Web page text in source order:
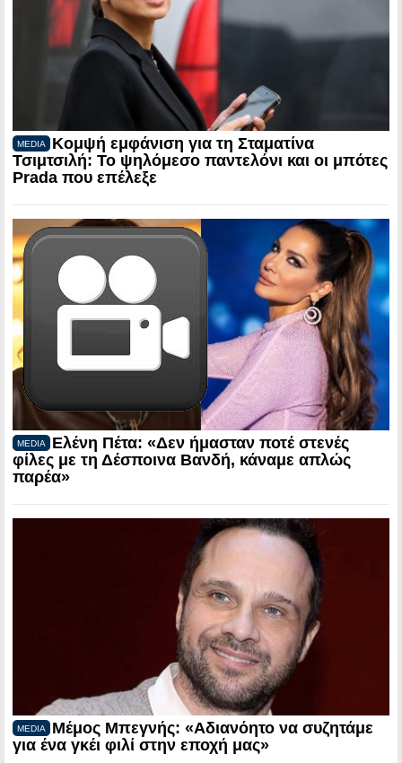
MEDIA
Κομψή εμφάνιση για τη Σταματίνα
Τσιμτσιλή: Το ψηλόμεσο παντελόνι και οι μπότες
Prada που επέλεξε
MEDIA
Ελένη Πέτα: «Δεν ήμασταν ποτέ στενές
φίλες με τη Δέσποινα Βανδή, κάναμε απλώς
παρέα»
MEDIA
Μέμος Μπεγνής: «Αδιανόητο να συζητάμε
για ένα γκέι φιλί στην εποχή μας»